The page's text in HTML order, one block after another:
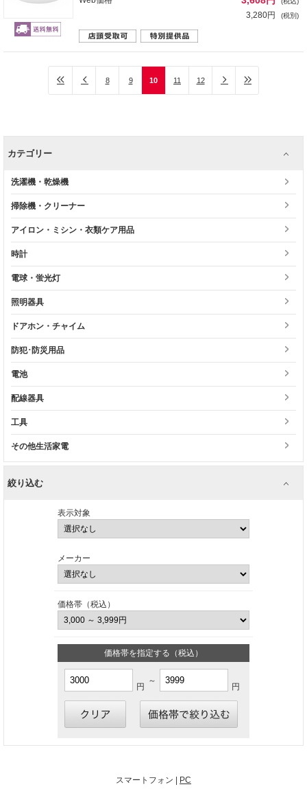
3,280円 (税別)
8 9 10 11 12
カテゴリー
洗濯機・乾燥機
掃除機・クリーナー
アイロン・ミシン・衣類ケア用品
時計
電球・蛍光灯
照明器具
ドアホン・チャイム
防犯･防災用品
電池
配線器具
工具
その他生活家電
絞り込む
表示対象
メーカー
価格帯（税込）
価格帯を指定する（税込）
円
～
円
スマートフォン | PC